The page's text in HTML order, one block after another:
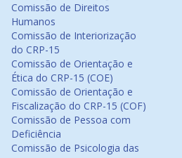
Comissão de Direitos
Humanos
Comissão de Interiorização
do CRP-15
Comissão de Orientação e
Ética do CRP-15 (COE)
Comissão de Orientação e
Fiscalização do CRP-15 (COF)
Comissão de Pessoa com
Deficiência
Comissão de Psicologia das